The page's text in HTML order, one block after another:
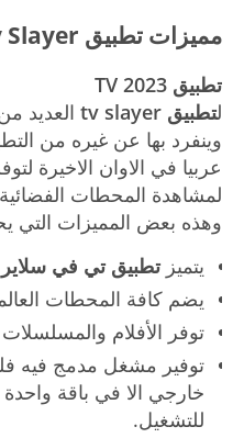
مميزات تطبيق Tv Slayer أخر إصدار
تطبيق TV 2023
لتطبيق tv slayer
العديد
وينفرد بها عن غيره من
عربيا في الاوان الاخيرة
لمشاهدة المحطات
وهذه بعض المميزات التي
يتميزتطبيق تي في سلاير
يضم كافة المحطات
توفر الأفلام
توفير مشغل مدمج فيه
للتشغيل.